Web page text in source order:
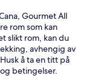
Gourmet All
rom som kan
slikt rom, kan du
avhengig av
å ta en titt på
betingelser.